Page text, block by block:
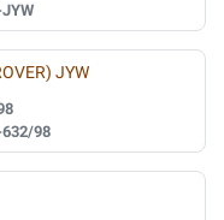
JYW
98